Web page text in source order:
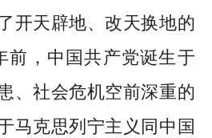
开天辟地、改天换地的
前，中国共产党诞生于
、社会危机空前深重的
马克思列宁主义同中国